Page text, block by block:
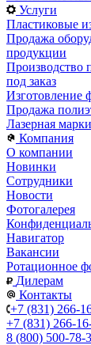
Услуги
Пластиковые
Продажа
продукции
Производство
под заказ
Изготовление
Продажа
Лазерная
Компания
О компании
Новинки
Сотрудники
Новости
Фотогалерея
Навигатор
Вакансии
Ротационное
Дилерам
Контакты
+7 (831) 266-
+7 (831) 266-
8 (800) 500-78-